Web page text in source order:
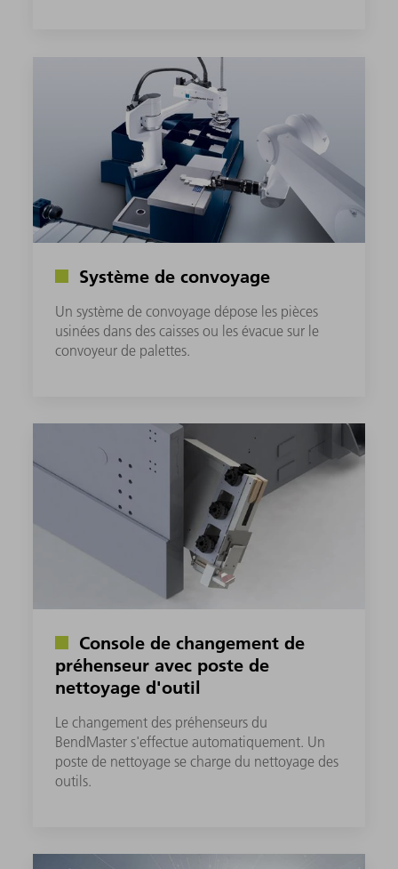
Système de convoyage
Un système de convoyage dépose les pièces
usinées dans des caisses ou les évacue sur le
convoyeur de palettes.
Console de changement de
préhenseur avec poste de
nettoyage d'outil
Le changement des préhenseurs du
BendMaster s'effectue automatiquement. Un
poste de nettoyage se charge du nettoyage des
outils.